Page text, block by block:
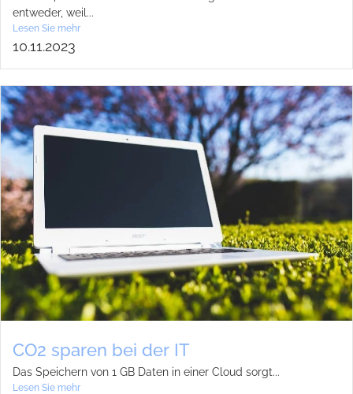
ent­we­der, weil...
Lesen Sie mehr
10.11.2023
CO2 spa­ren bei der IT
Das Spei­chern von 1 GB Daten in einer Cloud sorgt...
Lesen Sie mehr